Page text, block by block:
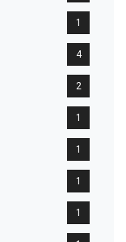
1
4
2
1
1
1
1